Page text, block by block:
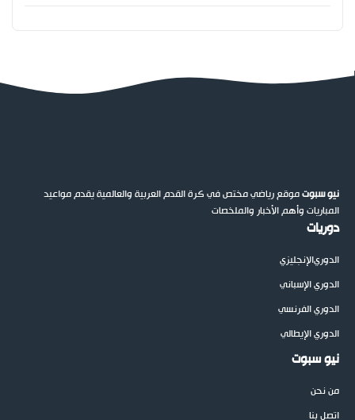
نيو سبوتموقع رياضي مختص في كرة القدم العربية والعالمية يقدم مواعيد
المباريات وأهم الأخبار والملخصات
دوريات
الدوريالإنجليزي
الدوري الإسباني
الدوري الفرنسي
الدوري الإيطالي
نيو سبوت
من نحن
اتصل بنا